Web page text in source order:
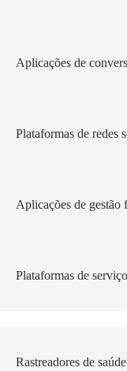
Aplicações de
Plataformas de redes
Aplicações de gestão
Plataformas de
Rastreadores de